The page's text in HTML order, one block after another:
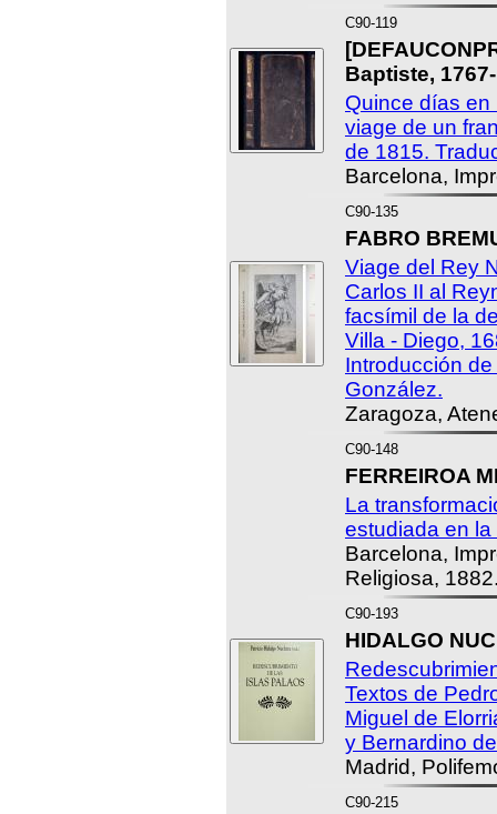
C90-119
Baptiste,
Quince días en
viage de un
de 1815.
Barcelona,
C90-135
FABRO
Viage del Rey
Carlos II al
facsímil de la
Villa - Diego,
Introducción
González.
Zaragoza,
C90-148
FERREIROA
La
estudiada en
Barcelona,
Religiosa,
C90-193
HIDALGO
Textos de
Miguel de
y Bernardino
Madrid,
C90-215